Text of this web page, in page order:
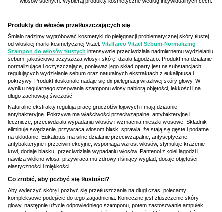
Produkty do włosów przetłuszczających się
Śmiało radzimy wypróbować kosmetyki do pielęgnacji problematycznej skóry tłustej
od włoskiej marki kosmetycznej Vitael. Vitalfarco Vitael Sebum-Normalizing
Szampon do włosów tłustych intensywnie przeciwdziała nadmiernemu wydzielaniu
sebum, jakościowo oczyszcza włosy i skórę, działa łagodząco. Produkt ma działanie
normalizujące i oczyszczające, ponieważ jego skład oparty jest na substancjach
regulujących wydzielanie sebum oraz naturalnych ekstraktach z eukaliptusa i
pokrzywy. Produkt doskonale nadaje się do pielęgnacji wrażliwej skóry głowy. W
wyniku regularnego stosowania szamponu włosy nabiorą objętości, lekkości i na
długo zachowają świeżość!
Naturalne ekstrakty regulują pracę gruczołów łojowych i mają działanie
antybakteryjne. Pokrzywa ma właściwości przeciwzapalne, antybakteryjne i
lecznicze, przeciwdziała wypadaniu włosów i wzmacnia mieszki włosowe. Składnik
eliminuje swędzenie, przywraca włosom blask, sprawia, że stają się gęste i podatne
na układanie. Eukaliptus ma silne działanie przeciwzapalne, antyseptyczne,
antybakteryjne i przeciwinfekcyjne, wspomaga wzrost włosów, stymuluje krążenie
krwi, dodaje blasku i przeciwdziała wypadaniu włosów. Pantenol z kolei łagodzi i
nawilża włókno włosa, przywraca mu zdrowy i lśniący wygląd, dodaje objętości,
elastyczności i miękkości.
Co zrobić, aby pozbyć się tłustości?
Aby wyleczyć skórę i pozbyć się przetłuszczania na długi czas, polecamy
kompleksowe podejście do tego zagadnienia. Konieczne jest złuszczenie skóry
głowy, następnie użycie odpowiedniego szamponu, potem zastosowanie ampułek